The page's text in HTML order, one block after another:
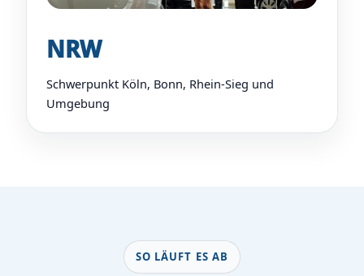
NRW
Schwerpunkt Köln, Bonn, Rhein-Sieg und
Umgebung
SO LÄUFT ES AB